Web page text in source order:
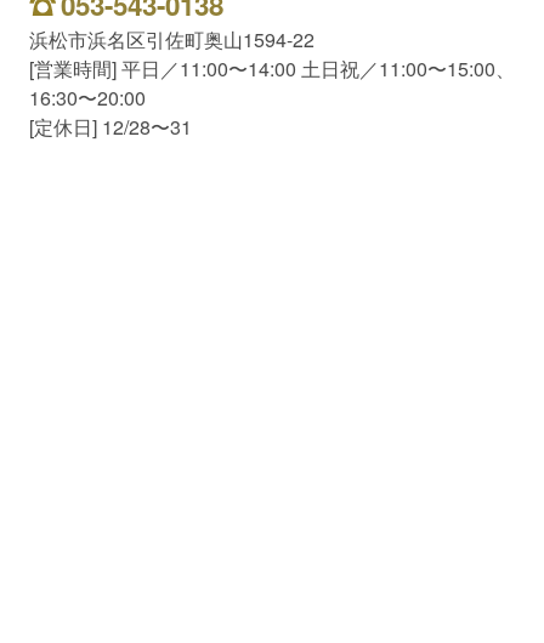
浜松市浜名区引佐町奥山1594-22
[営業時間] 平日／11:00〜14:00 土日祝／11:00〜15:00、
16:30〜20:00
[定休日] 12/28〜31